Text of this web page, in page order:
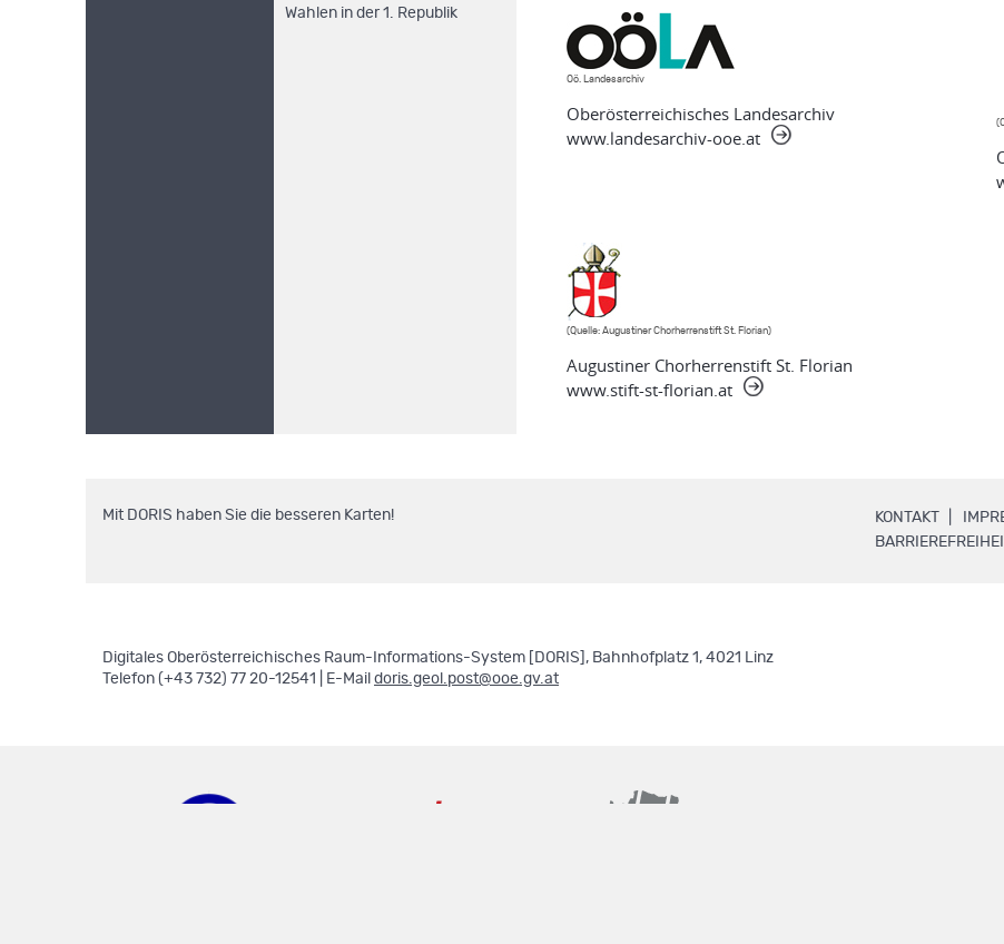
Wahlen in der 1. Republik
Oö. Landesarchiv
Oberösterreichisches Landesarchiv
www.landesarchiv-ooe.at
(Quelle: Augustiner Chorherrenstift St. Florian)
Augustiner Chorherrenstift St. Florian
www.stift-st-florian.at
KONTAKT
Mit DORIS haben Sie die besseren Karten!
Digitales Oberösterreichisches Raum-Informations-System [DORIS], Bahnhofplatz 1, 4021 Linz
Telefon (+43 732) 77 20-12541 | E-Mail doris.geol.post@ooe.gv.at